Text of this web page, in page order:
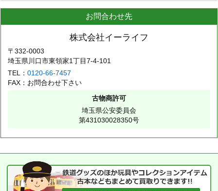
お問合わせ先
株式会社イーライフ
〒332-0003
埼玉県川口市東領家1丁目7-4-101
TEL：0120-66-7457
FAX：お問合わせ下さい
古物商許可
埼玉県公安委員会
第431030028350号